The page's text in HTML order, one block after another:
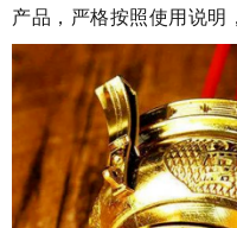
产品，严格按照使用说明